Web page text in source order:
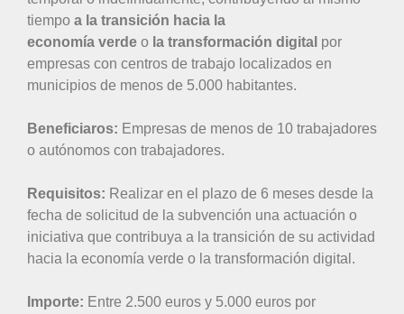
tiempo a la transición hacia la
economía verde o la transformación digital por
empresas con centros de trabajo localizados en
municipios de menos de 5.000 habitantes.
Beneficiaros: Empresas de menos de 10 trabajadores
o autónomos con trabajadores.
Requisitos: Realizar en el plazo de 6 meses desde la
fecha de solicitud de la subvención una actuación o
iniciativa que contribuya a la transición de su actividad
hacia la economía verde o la transformación digital.
Importe: Entre 2.500 euros y 5.000 euros por